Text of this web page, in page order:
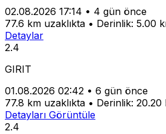
02.08.2026 17:14 • 4 gün önce
77.6 km uzaklıkta • Derinlik: 5.00
Detaylar
2.4
GIRIT
01.08.2026 02:42 • 6 gün önce
77.8 km uzaklıkta • Derinlik: 20.20
Detayları Görüntüle
2.4